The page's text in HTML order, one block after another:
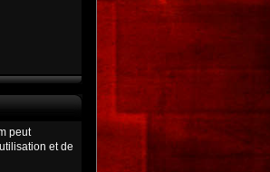
peut
et de